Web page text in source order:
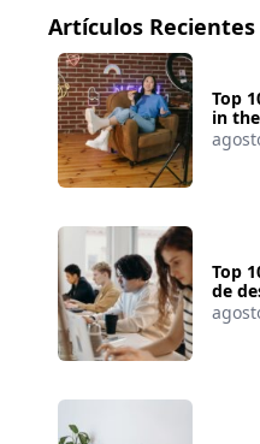
Artículos Recientes
Top
in
Top
de